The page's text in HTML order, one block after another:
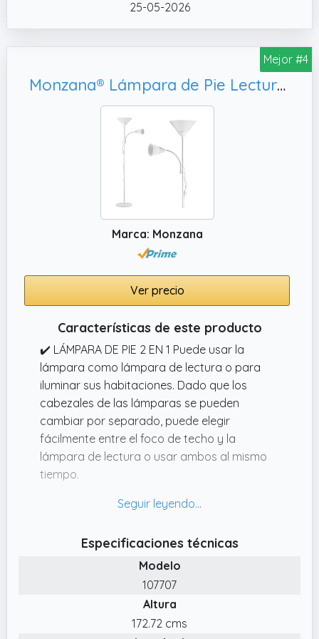
incluida). Se recomienda bombilla A60 G45 o
25-05-2026
Mejor #4
Monzana® Lámpara de Pie Lectura 175cm Salón Sofá Comedor Brazo Flexible Luz de Techo Color Blanco
Marca: Monzana
Ver precio
Características de este producto
✔️ LÁMPARA DE PIE 2 EN 1 Puede usar la
lámpara como lámpara de lectura o para
iluminar sus habitaciones. Dado que los
cabezales de las lámparas se pueden
cambiar por separado, puede elegir
fácilmente entre el foco de techo y la
lámpara de lectura o usar ambos al mismo
tiempo.
'Alissa' de Monzana brinda un toque de
diseño elegante.
✔️ DATOS TÉCNICOS El foco de techo tiene
unas dimensiones de (ØxAl) 28x175cm. El
material de la lámpara de lectura es de
Especificaciones técnicas
Modelo
107707
Altura
172.72 cms